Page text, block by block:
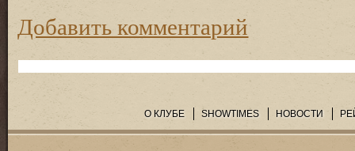
Добавить комментарий
О КЛУБЕ SHOWTIMES НОВОСТИ